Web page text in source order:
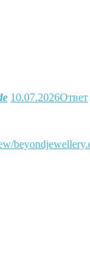
10.07.2026Ответ